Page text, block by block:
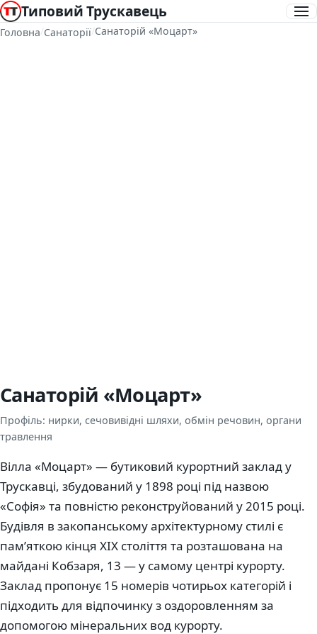
Типовий Трускавець
Головна/Санаторії/Санаторій «Моцарт»
Санаторій «Моцарт»
Профіль: нирки, сечовивідні шляхи, обмін речовин, органи
травлення
Вілла «Моцарт» — бутиковий курортний заклад у
Трускавці, збудований у 1898 році під назвою
«Софія» та повністю реконструйований у 2015 році.
Будівля в закопанському архітектурному стилі є
пам’яткою кінця XIX століття та розташована на
майдані Кобзаря, 13 — у самому центрі курорту.
Заклад пропонує 15 номерів чотирьох категорій і
підходить для відпочинку з оздоровленням за
допомогою мінеральних вод курорту.